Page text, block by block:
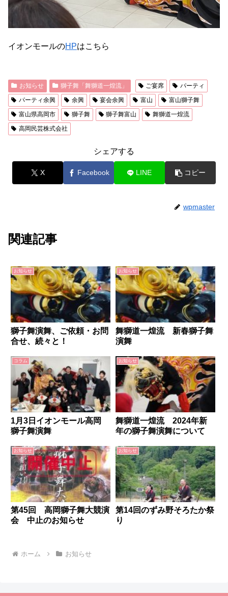
イオンモールのHPはこちら
お知らせ 獅子舞「舞獅道一煌流」 ご宴席
パーティ
パーティ余興
余興 宴会余興 富山
富山獅子舞
富山県高岡市
獅子舞 獅子舞富山
舞獅道一煌流
高岡民芸株式会社
シェアする
X Facebook LINE コピー
wpmaster
関連記事
お知らせ
獅子舞演舞、ご依頼・お問
合せ、続々と！
お知らせ
舞獅道一煌流 新春獅子舞
演舞
コラム
1月3日イオンモール高岡
獅子舞演舞
お知らせ
舞獅道一煌流 2024年新
年の獅子舞演舞について
お知らせ
第45回 高岡獅子舞大競演
会 中止のお知らせ
お知らせ
第14回のずみ野そろたか祭
り
ホーム お知らせ